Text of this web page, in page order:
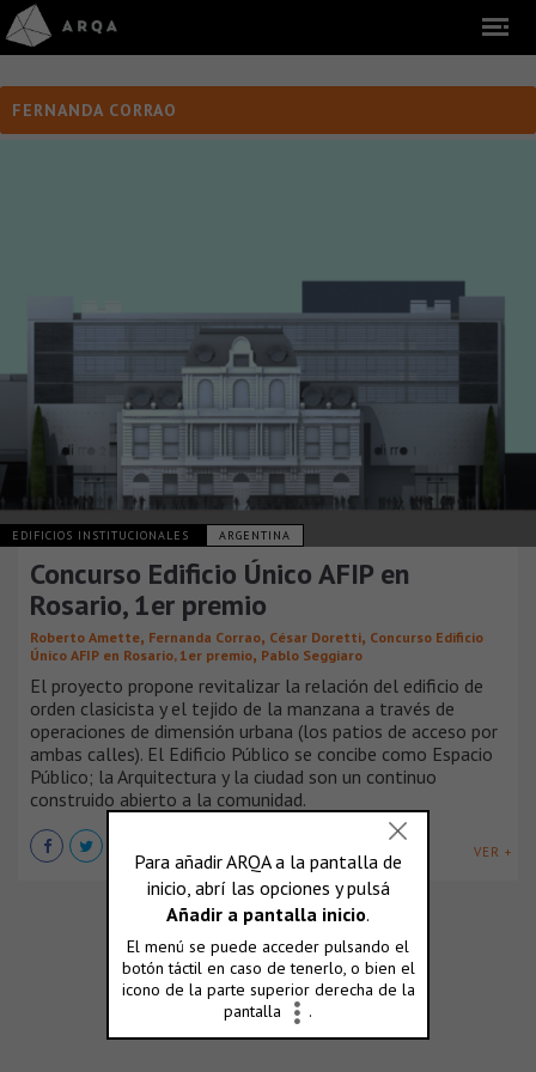
FERNANDA CORRAO
EDIFICIOS INSTITUCIONALES ARGENTINA
Concurso Edificio Único AFIP en
Rosario, 1er premio
Roberto Amette, Fernanda Corrao, César Doretti, Concurso Edificio
Único AFIP en Rosario, 1er premio, Pablo Seggiaro
El proyecto propone revitalizar la relación del edificio de
orden clasicista y el tejido de la manzana a través de
operaciones de dimensión urbana (los patios de acceso por
ambas calles). El Edificio Público se concibe como Espacio
Público; la Arquitectura y la ciudad son un continuo
construido abierto a la comunidad.
VER +